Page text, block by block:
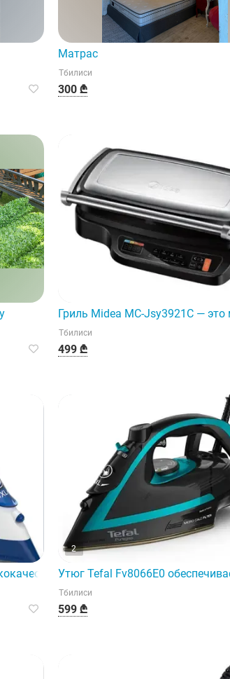
Матрас
Тбилиси
300 ₾
Гриль Midea MC-Jsy3921C —
Тбилиси
499 ₾
утюг с уникальной
2
Утюг Tefal Fv8066E0
Тбилиси
599 ₾